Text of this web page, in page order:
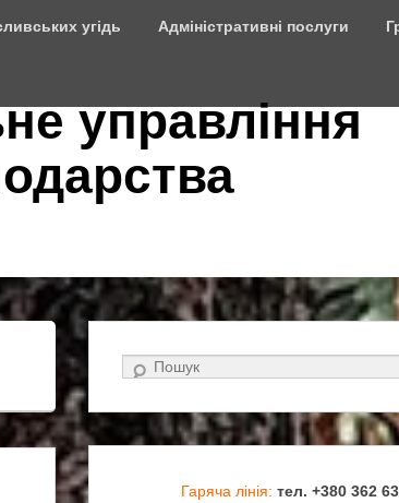
угідь Адміністративні послуги
управління
Search
Гаряча лінія: тел. +380 362